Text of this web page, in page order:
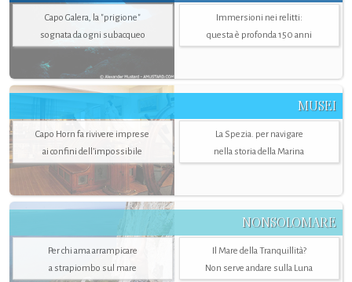
Capo Galera, la "prigione"
sognata da ogni subacqueo
Immersioni nei relitti:
questa è profonda 150 anni
MUSEI
Capo Horn fa rivivere imprese
ai confini dell’impossibile
La Spezia. per navigare
nella storia della Marina
NONSOLOMARE
Per chi ama arrampicare
a strapiombo sul mare
Il Mare della Tranquillità?
Non serve andare sulla Luna